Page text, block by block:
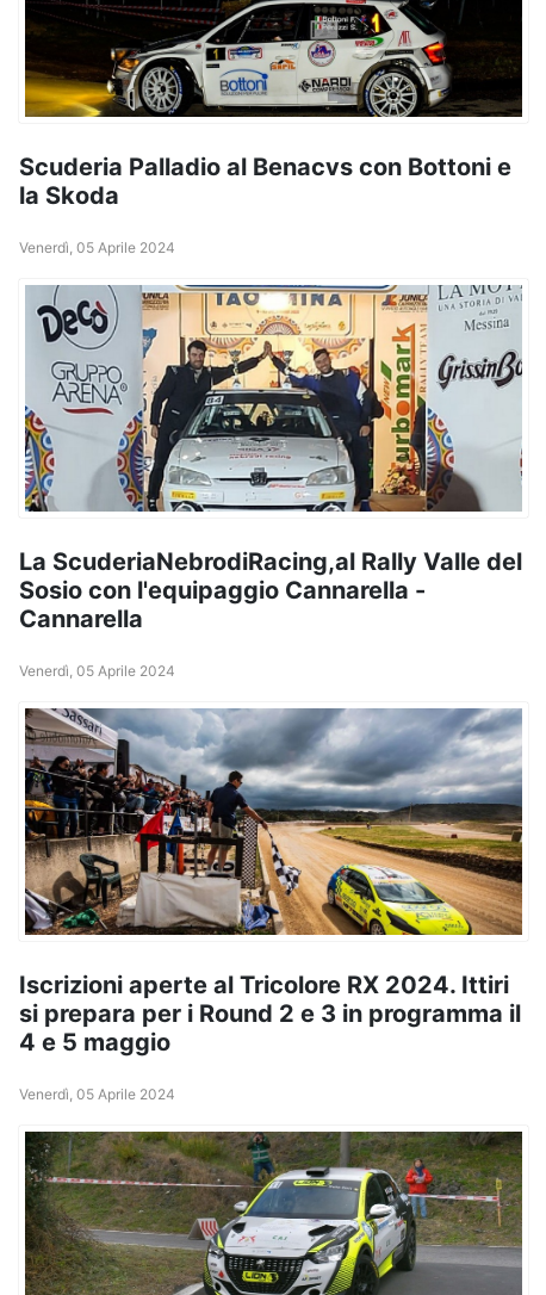
Scuderia Palladio al Benacvs con Bottoni e
la Skoda
Venerdì, 05 Aprile 2024
La ScuderiaNebrodiRacing,al Rally Valle del
Sosio con l'equipaggio Cannarella -
Cannarella
Venerdì, 05 Aprile 2024
Iscrizioni aperte al Tricolore RX 2024. Ittiri
si prepara per i Round 2 e 3 in programma il
4 e 5 maggio
Venerdì, 05 Aprile 2024